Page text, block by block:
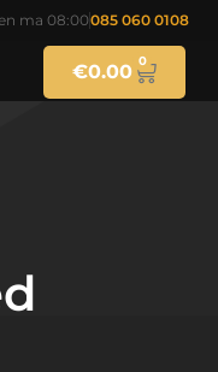
ma 08:00085 060 0108
€0.00 0